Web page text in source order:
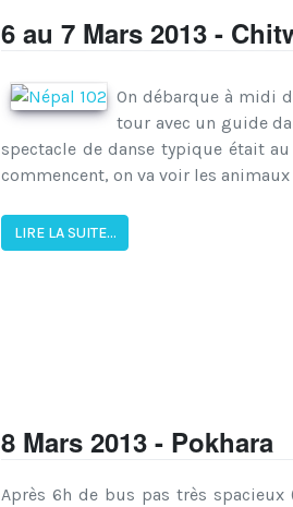
6 au 7 Mars 2013 -
On débarque à midi
tour avec un guide
spectacle de danse typique était
commencent, on va voir les
LIRE LA SUITE...
8 Mars 2013 - Pokhara
Après 6h de bus pas très